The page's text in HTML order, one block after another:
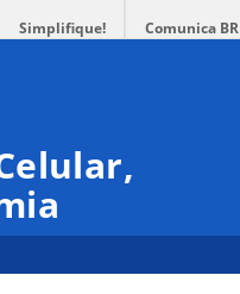
Simplifique! Comunica BR